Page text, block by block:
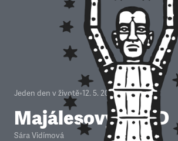
Jeden den v životě•12. 5. 2013•4minuty
Majálesový den D
Sára Vidímová